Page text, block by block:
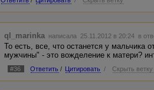
ql_marinka написала 25.11.2012 в 20:24 в
То есть, все, что останется у мальчика
мужчины" - это вожделение к матери?
#36 Ответить / Цитировать / Скрыть ветку